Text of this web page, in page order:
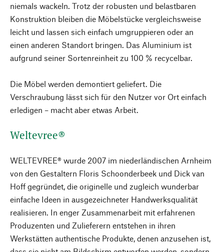
niemals wackeln. Trotz der robusten und belastbaren
Konstruktion bleiben die Möbelstücke vergleichsweise
leicht und lassen sich einfach umgruppieren oder an
einen anderen Standort bringen. Das Aluminium ist
aufgrund seiner Sortenreinheit zu 100 % recycelbar.
Die Möbel werden demontiert geliefert. Die
Verschraubung lässt sich für den Nutzer vor Ort einfach
erledigen – macht aber etwas Arbeit.
Weltevree®
WELTEVREE® wurde 2007 im niederländischen Arnheim
von den Gestaltern Floris Schoonderbeek und Dick van
Hoff gegründet, die originelle und zugleich wunderbar
einfache Ideen in ausgezeichneter Handwerksqualität
realisieren. In enger Zusammenarbeit mit erfahrenen
Produzenten und Zulieferern entstehen in ihren
Werkstätten authentische Produkte, denen anzusehen ist,